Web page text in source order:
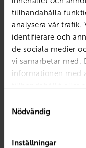
tillhandahålla
analysera vår trafik.
identifierare och
de sociala medier
vi samarbetar med.
informationen med
tillhandahållit eller
Nödvändig
Inställningar